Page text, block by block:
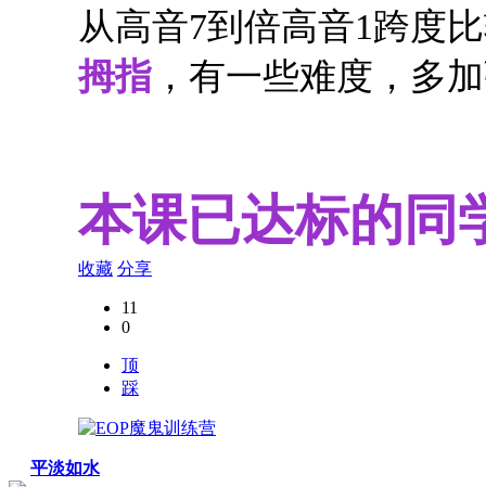
从高音7到倍高音1跨度
拇指 ，有一些难度，多
本课已达标的同
收藏 分享
11
0
顶
踩
平淡如水